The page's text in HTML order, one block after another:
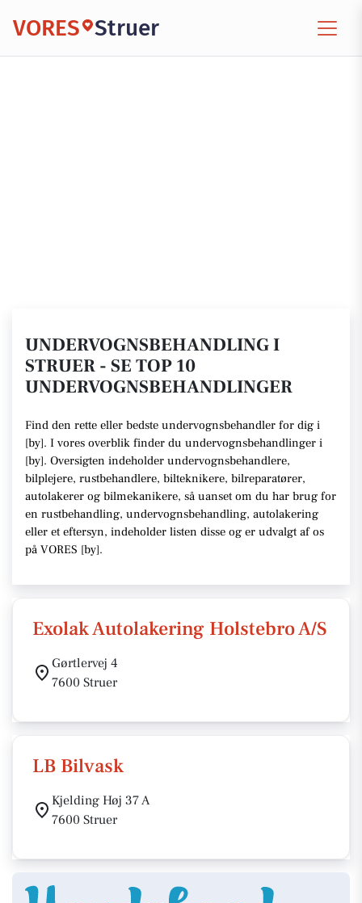
VORES Struer
UNDERVOGNSBEHANDLING I
STRUER - SE TOP 10
UNDERVOGNSBEHANDLINGER
Find den rette eller bedste undervognsbehandler for dig i
[by]. I vores overblik finder du undervognsbehandlinger i
[by]. Oversigten indeholder undervognsbehandlere,
bilplejere, rustbehandlere, bilteknikere, bilreparatører,
autolakerer og bilmekanikere, så uanset om du har brug for
en rustbehandling, undervognsbehandling, autolakering
eller et eftersyn, indeholder listen disse og er udvalgt af os
på VORES [by].
Exolak Autolakering Holstebro A/S
Gørtlervej 4
7600 Struer
LB Bilvask
Kjelding Høj 37 A
7600 Struer